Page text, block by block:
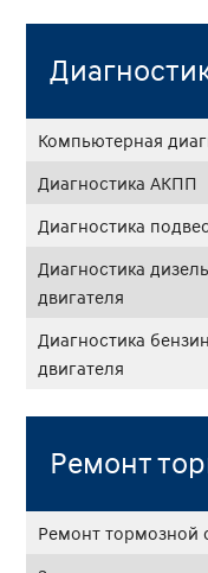
Компьютерная
Диагностика АКПП
Диагностика
Диагностика
двигателя
Диагностика
двигателя
Ремонт
Ремонт тормозной